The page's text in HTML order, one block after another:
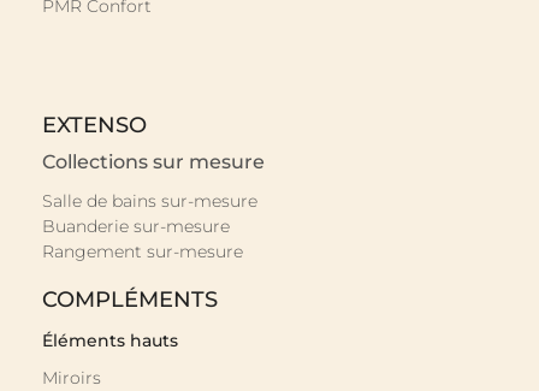
PMR Confort
EXTENSO
Collections sur mesure
Salle de bains sur-mesure
Buanderie sur-mesure
Rangement sur-mesure
COMPLÉMENTS
Éléments hauts
Miroirs